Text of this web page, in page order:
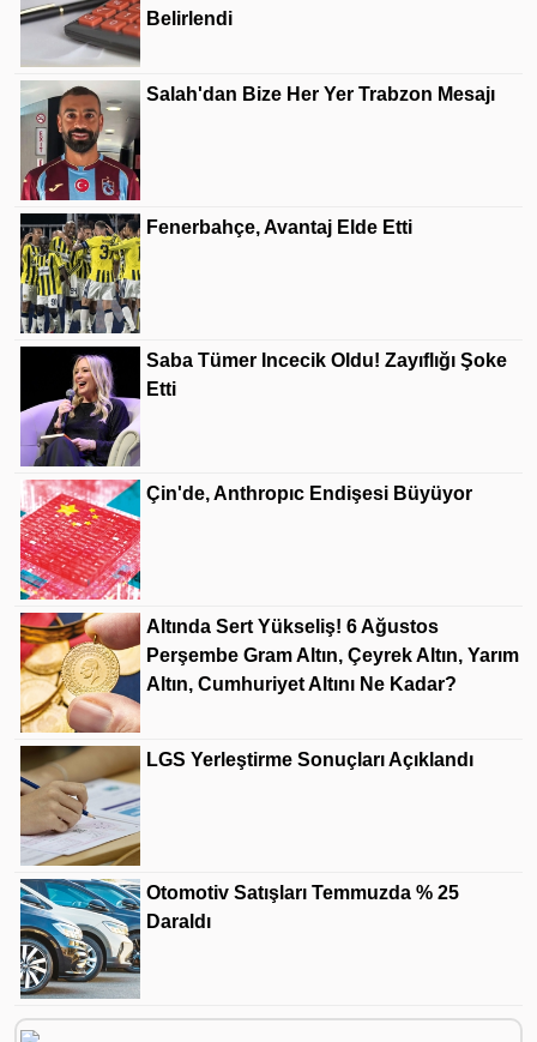
Belirlendi
Salah'dan Bize Her Yer Trabzon Mesajı
Fenerbahçe, Avantaj Elde Etti
Saba Tümer Incecik Oldu! Zayıflığı Şoke
Etti
Çin'de, Anthropıc Endişesi Büyüyor
Altında Sert Yükseliş! 6 Ağustos
Perşembe Gram Altın, Çeyrek Altın, Yarım
Altın, Cumhuriyet Altını Ne Kadar?
LGS Yerleştirme Sonuçları Açıklandı
Otomotiv Satışları Temmuzda % 25
Daraldı